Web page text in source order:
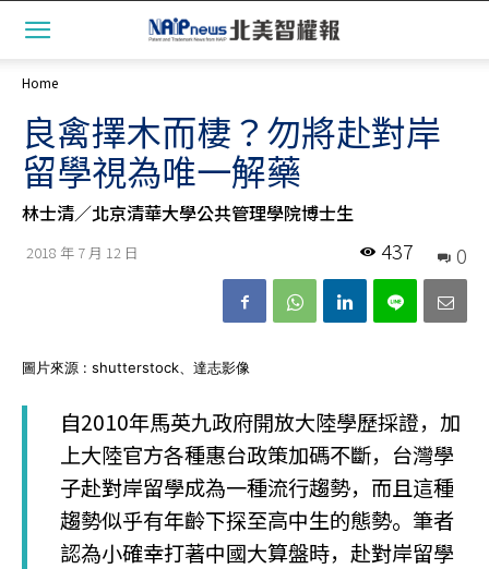
Home
良禽擇木而棲？勿將赴對岸
留學視為唯一解藥
林士清／北京清華大學公共管理學院博士生
2018 年 7 月 12 日 0
437
圖片來源 : shutterstock、達志影像
自2010年馬英九政府開放大陸學歷採證，加
上大陸官方各種惠台政策加碼不斷，台灣學
子赴對岸留學成為一種流行趨勢，而且這種
趨勢似乎有年齡下探至高中生的態勢。筆者
認為小確幸打著中國大算盤時，赴對岸留學